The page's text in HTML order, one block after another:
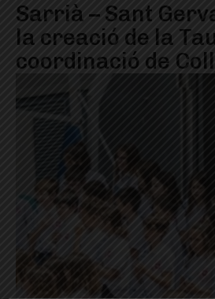
Sarrià – Sant
la creació de la
coordinació de